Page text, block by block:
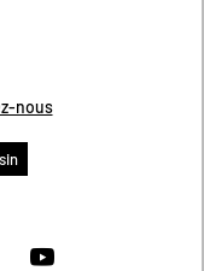
nous